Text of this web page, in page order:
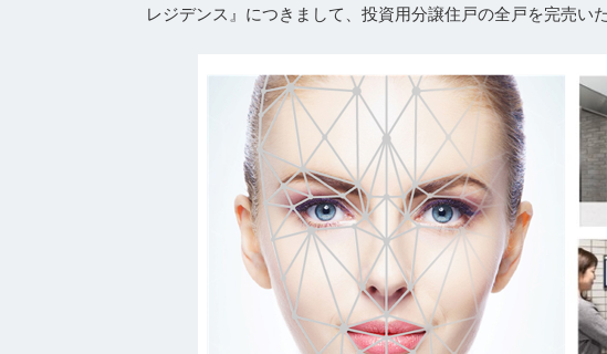
レジデンス』につきまして、投資用分譲住戸の全戸を完売い